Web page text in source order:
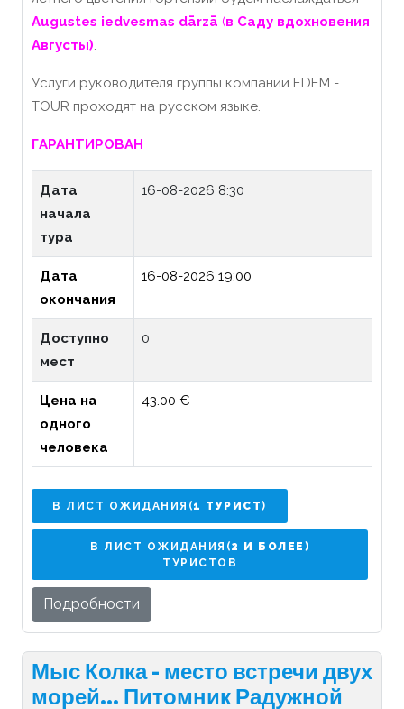
Augustes iedvesmas dārzā (в Саду вдохновения
Августы).
Услуги руководителя группы компании EDEM -
TOUR проходят на русском языке.
ГАРАНТИРОВАН
Дата
начала
тура
16-08-2026 8:30
Дата
окончания
16-08-2026 19:00
Доступно
мест
0
Цена на
одного
человека
43.00 €
В ЛИСТ ОЖИДАНИЯ(1 ТУРИСТ)
В ЛИСТ ОЖИДАНИЯ(2 И БОЛЕЕ )
ТУРИСТОВ
Подробности
Мыс Колка - место встречи двух
морей... Питомник Радужной